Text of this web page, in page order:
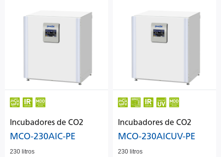
Incubadores de CO2
MCO-230AIC-PE
230 litros
Incubadores de CO2
MCO-230AICUV-PE
230 litros